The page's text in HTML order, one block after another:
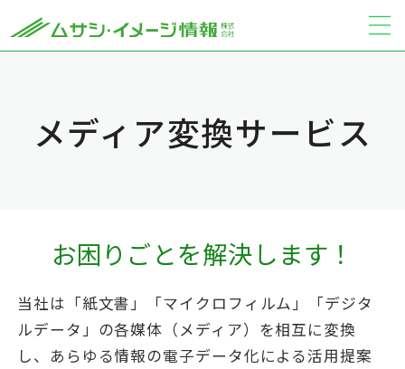
メディア変換サービス
お困りごとを解決します！
当社は「紙文書」「マイクロフィルム」「デジタ
ルデータ」の各媒体（メディア）を相互に変換
し、あらゆる情報の電子データ化による活用提案